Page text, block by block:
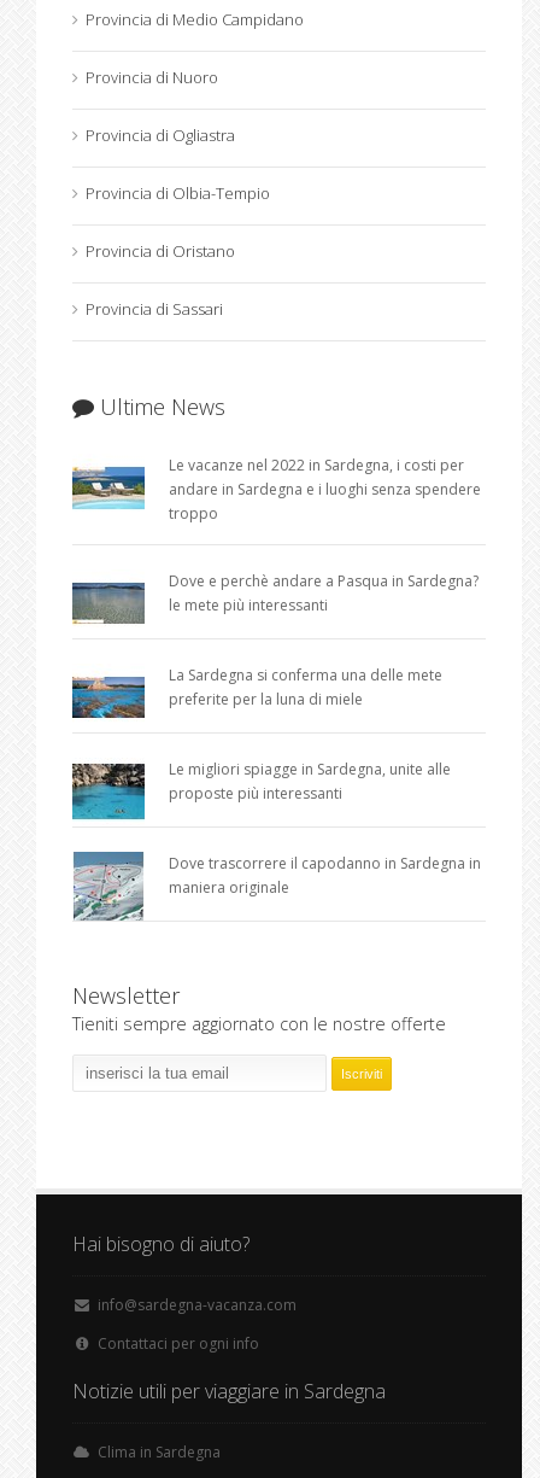
Provincia di Medio Campidano
Provincia di Nuoro
Provincia di Ogliastra
Provincia di Olbia-Tempio
Provincia di Oristano
Provincia di Sassari
Ultime News
Le vacanze nel 2022 in Sardegna, i costi per
andare in Sardegna e i luoghi senza spendere
troppo
Dove e perchè andare a Pasqua in Sardegna?
le mete più interessanti
La Sardegna si conferma una delle mete
preferite per la luna di miele
Le migliori spiagge in Sardegna, unite alle
proposte più interessanti
Dove trascorrere il capodanno in Sardegna in
maniera originale
Newsletter
Tieniti sempre aggiornato con le nostre offerte
Hai bisogno di aiuto?
info@sardegna-vacanza.com
Contattaci per ogni info
Notizie utili per viaggiare in Sardegna
Clima in Sardegna